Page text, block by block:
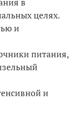
целях.
и
питания,
и